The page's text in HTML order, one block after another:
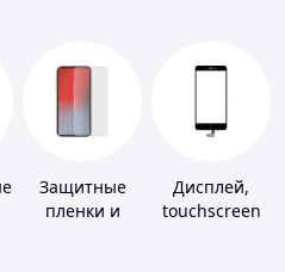
Защитные
пленки и
Дисплей,
touchscreen